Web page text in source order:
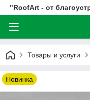
"RoofArt - от
Товары и услуги
Новинка